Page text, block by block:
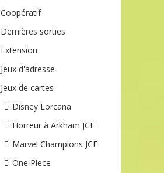
Coopératif
Dernières sorties
Extension
Jeux d'adresse
Jeux de cartes
Disney Lorcana
Horreur à Arkham JCE
Marvel Champions JCE
One Piece